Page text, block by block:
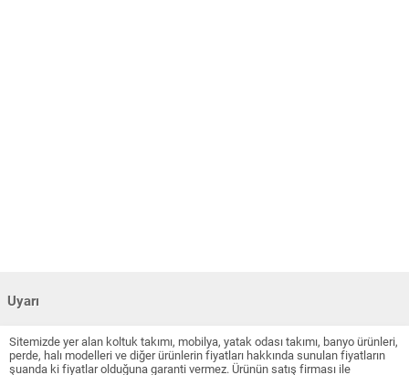
Uyarı
Sitemizde yer alan koltuk takımı, mobilya, yatak odası takımı, banyo ürünleri,
perde, halı modelleri ve diğer ürünlerin fiyatları hakkında sunulan fiyatların
şuanda ki fiyatlar olduğuna garanti vermez. Ürünün satış firması ile